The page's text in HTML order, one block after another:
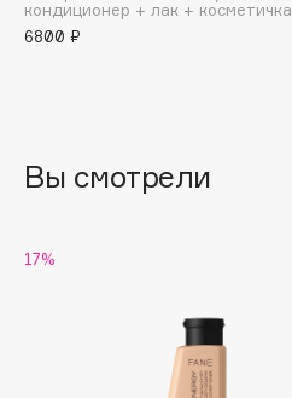
Batiste
beautyblender
Biodance
кондиционер + лак + косметичка
6800 ₽
Вы смотрели
17%